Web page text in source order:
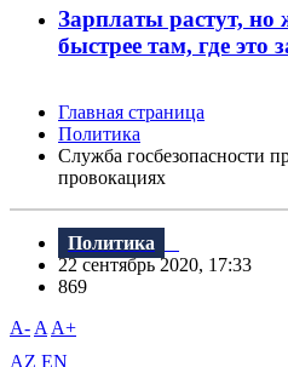
Зарплаты растут, но
быстрее там, где это
Главная страница
Политика
Служба госбезопасности
провокациях
Политика
22 сентябрь 2020, 17:33
869
A- A A+
AZ EN